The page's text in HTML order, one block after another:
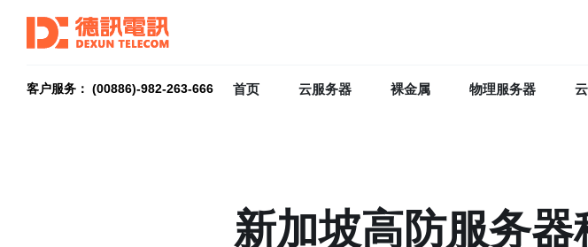
客户服务： (00886)-982-263-666 首页 云服务器 裸金属 物理服务器
新加坡高防服务